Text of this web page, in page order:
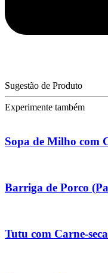
Sugestão de Produto
Experimente também
Sopa de Milho com
Barriga de Porco
Tutu com Carne-seca